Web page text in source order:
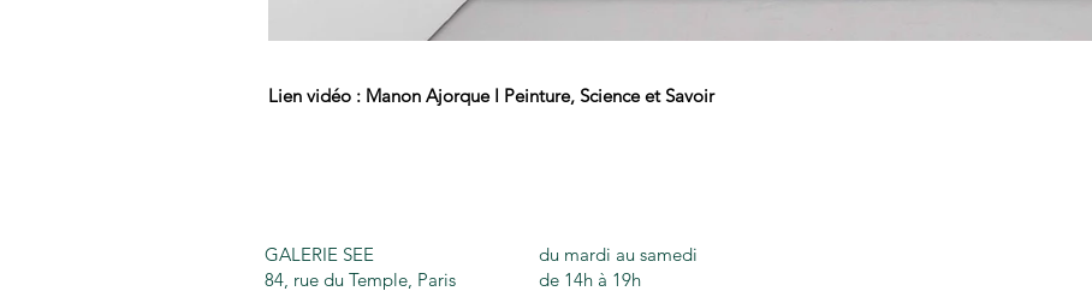
Lien vidéo : Manon Ajorque I Peinture, Science et Savoir
GALERIE SEE
84, rue du Temple, Paris
du mardi au samedi
de 14h à 19h